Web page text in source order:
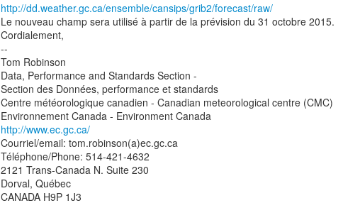
http://dd.weather.gc.ca/ensemble/cansips/grib2/forecast/raw/
Le nouveau champ sera utilisé à partir de la prévision du 31 octobre 2015.
Cordialement,
--
Tom Robinson
Data, Performance and Standards Section -
Section des Données, performance et standards
Centre météorologique canadien - Canadian meteorological centre (CMC)
http://www.ec.gc.ca/
Courriel/email: tom.robinson(a)ec.gc.ca
Téléphone/Phone: 514-421-4632
2121 Trans-Canada N. Suite 230
Dorval, Québec